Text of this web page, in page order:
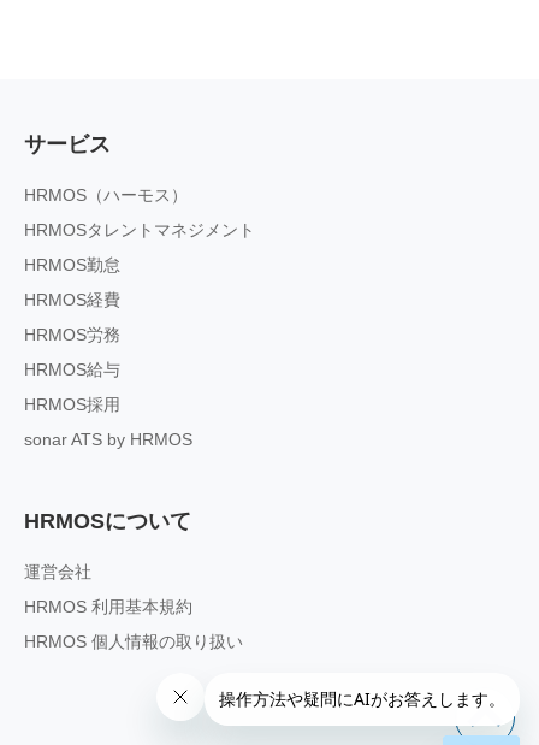
サービス
HRMOS（ハーモス）
HRMOSタレントマネジメント
HRMOS勤怠
HRMOS経費
HRMOS労務
HRMOS給与
HRMOS採用
sonar ATS by HRMOS
HRMOSについて
運営会社
HRMOS 利用基本規約
HRMOS 個人情報の取り扱い